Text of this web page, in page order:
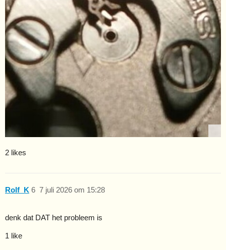
2 likes
Rolf_K 7 juli 2026 om 15:28
6
denk dat DAT het probleem is
1 like